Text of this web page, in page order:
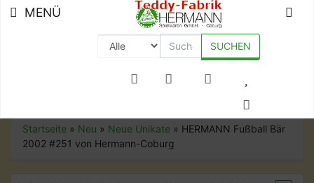
+49 (0) 9561-8590-0
MENÜ
SUCHEN
Startseite » Neu » Neue Unikate » HERMANN Fußball Bär
2002 #251 von Hermann-Coburg